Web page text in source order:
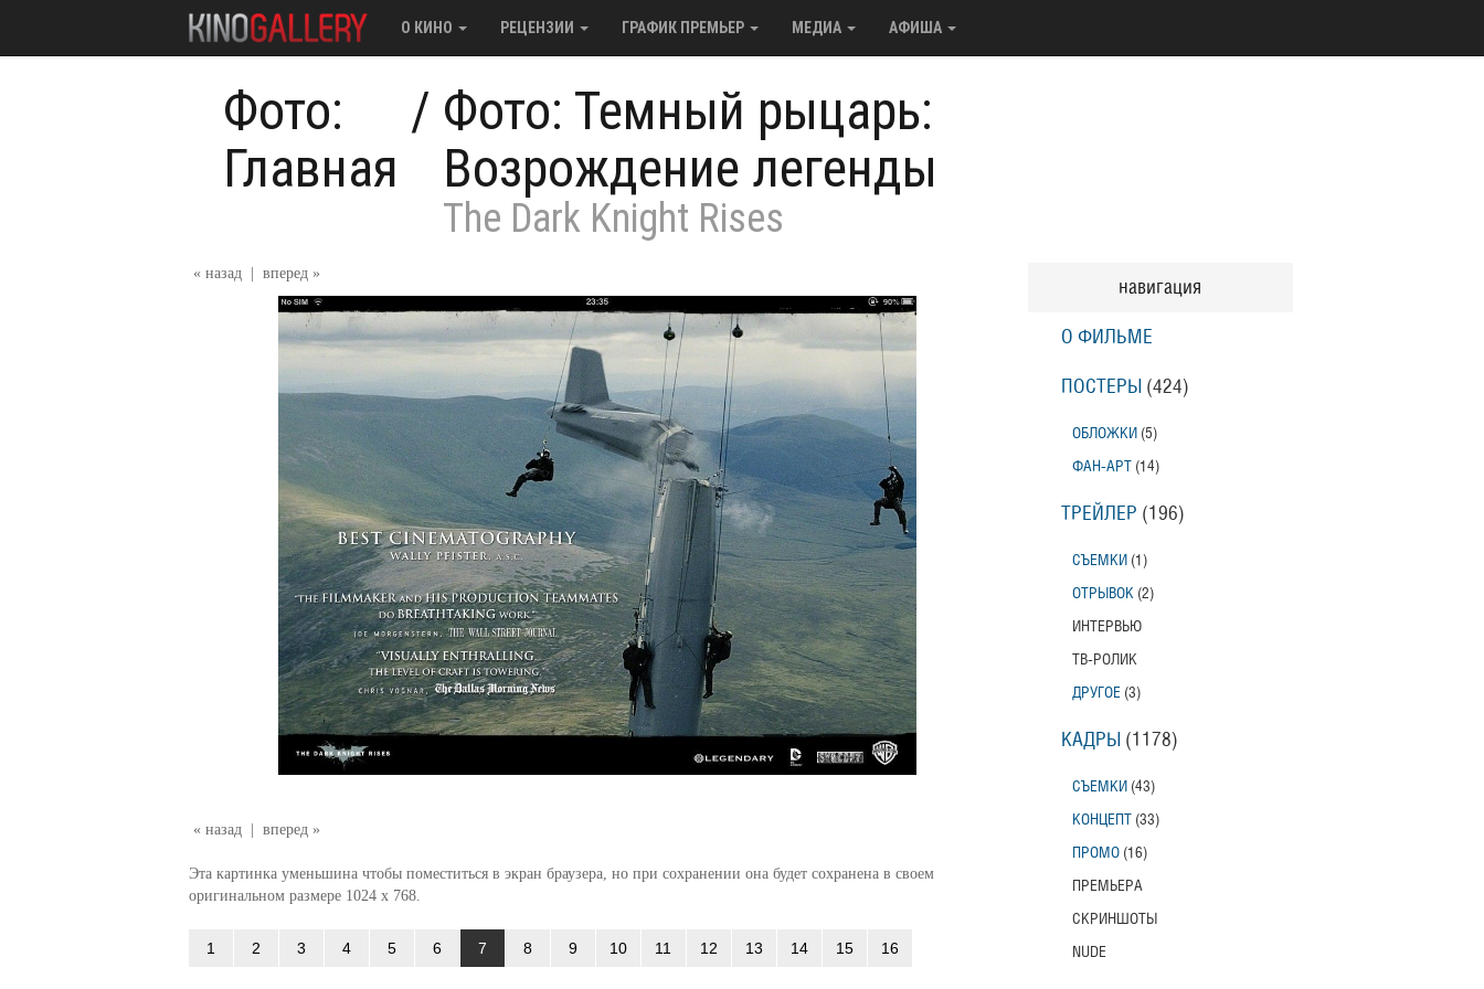
О КИНО РЕЦЕНЗИИ ГРАФИК ПРЕМЬЕР МЕДИА АФИША
Фото:
Главная
/ Фото: Темный рыцарь:
Возрождение легенды
The Dark Knight Rises
« назад вперед »
« назад | вперед »
Эта картинка уменьшина чтобы поместиться в экран браузера, но при сохранении она будет сохранена в своем
оригинальном размере 1024 x 768.
1 2 3 4 5 6 7 8 9 10 11 12 13 14 15 16
навигация
О ФИЛЬМЕ
ПОСТЕРЫ (424)
ОБЛОЖКИ (5)
ФАН-АРТ (14)
ТРЕЙЛЕР (196)
СЪЕМКИ (1)
ОТРЫВОК (2)
ИНТЕРВЬЮ
ТВ-РОЛИК
ДРУГОЕ (3)
КАДРЫ (1178)
СЪЕМКИ (43)
КОНЦЕПТ (33)
ПРОМО (16)
ПРЕМЬЕРА
СКРИНШОТЫ
NUDE